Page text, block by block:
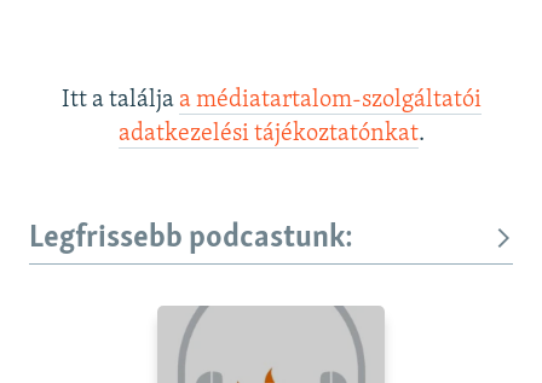
Itt a találja a médiatartalom-szolgáltatói
adatkezelési tájékoztatónkat.
Legfrissebb podcastunk: